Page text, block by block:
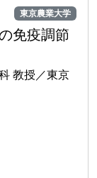
東京農業大学
免疫調節
教授／東京